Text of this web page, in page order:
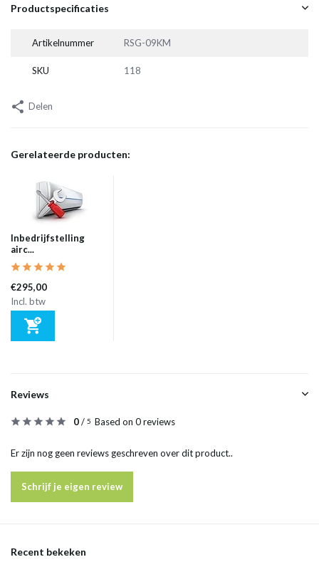
Productspecificaties
Artikelnummer RSG-09KM
SKU 118
Delen
Gerelateerde producten:
Inbedrijfstelling
airc...
€295,00
Incl. btw
Reviews
0/ 5 Based on 0 reviews
Er zijn nog geen reviews geschreven over dit product..
Schrijf je eigen review
Recent bekeken